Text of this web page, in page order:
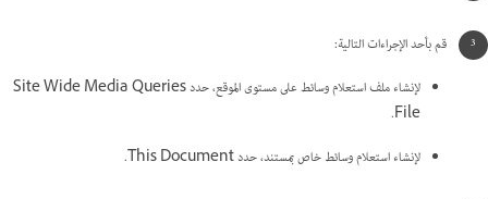
قم بأحد الإجراءات التالية:
لإنشاء ملف استعلام وسائط على مستوى الموقع، حدد Site Wide Media Queries
File.
لإنشاء استعلام وسائط خاص بمستند، حدد This Document.